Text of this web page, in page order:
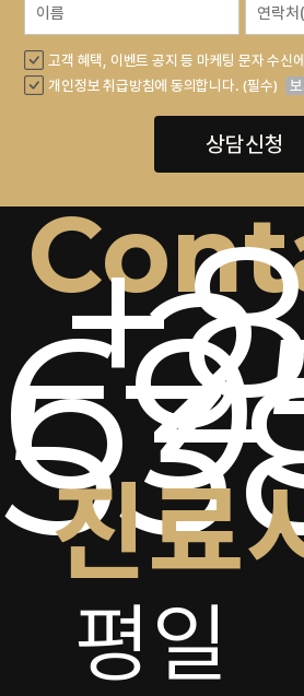
고객 혜택, 이벤트 공지 등 마케팅 문자 수신
개인정보 취급방침에 동의합니다. (필수)
상담신청
진료
평일